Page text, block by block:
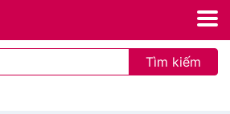
Tìm kiếm